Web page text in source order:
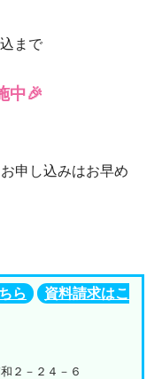
まで
中🎉
申し込みはお早め
ら
資料請求はこ
２－２４－６